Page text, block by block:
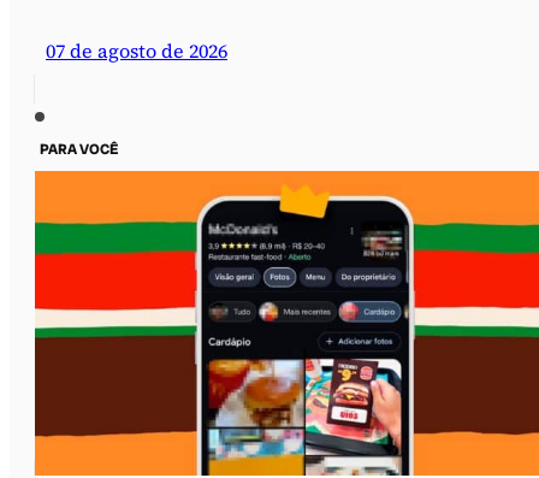
07 de agosto de 2026
PARA VOCÊ